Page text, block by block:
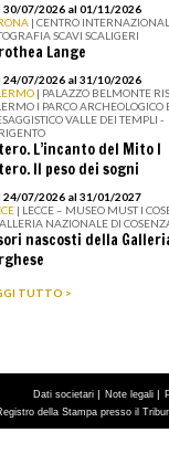
30/07/2026 al 01/11/2026
| CENTRO
SCAVI SCALIGERI
Lange
24/07/2026 al 31/10/2026
| PALAZZO BELMONTE
I PARCO ARCHEOLOGICO
VALLE DEI TEMPLI -
L’incanto del Mito I
Il peso dei sogni
24/07/2026 al 31/01/2027
| LECCE – MUSEO MUST I
NAZIONALE DI
nascosti della
TUTTO >
Dati societari | Note legali |
della Stampa presso il